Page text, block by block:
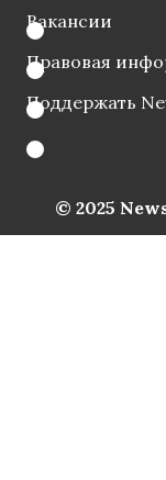
Вакансии
Правовая
Поддержать
© 2025